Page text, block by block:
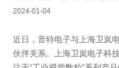
2024-01-04
近日，音特电子与上海卫岚
伙伴关系。上海卫岚电子科